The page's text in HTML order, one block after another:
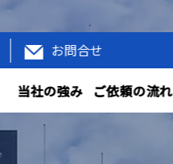
お問合せ
当社の強み ご依頼の流れ